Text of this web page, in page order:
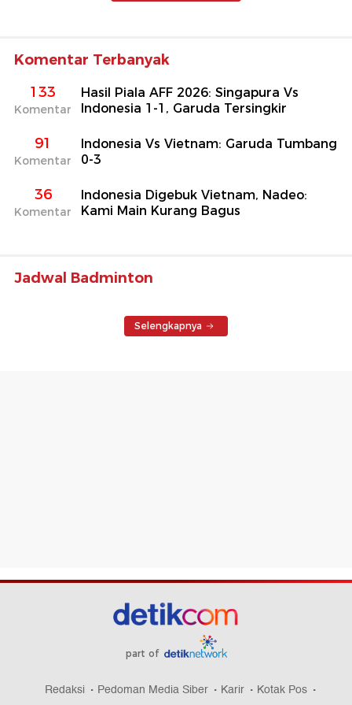
Komentar Terbanyak
133
Komentar
Hasil Piala AFF 2026: Singapura Vs
Indonesia 1-1, Garuda Tersingkir
91
Komentar
Indonesia Vs Vietnam: Garuda Tumbang
0-3
36
Komentar
Indonesia Digebuk Vietnam, Nadeo:
Kami Main Kurang Bagus
Jadwal Badminton
Selengkapnya
part of
Redaksi Pedoman Media Siber Karir
Kotak Pos